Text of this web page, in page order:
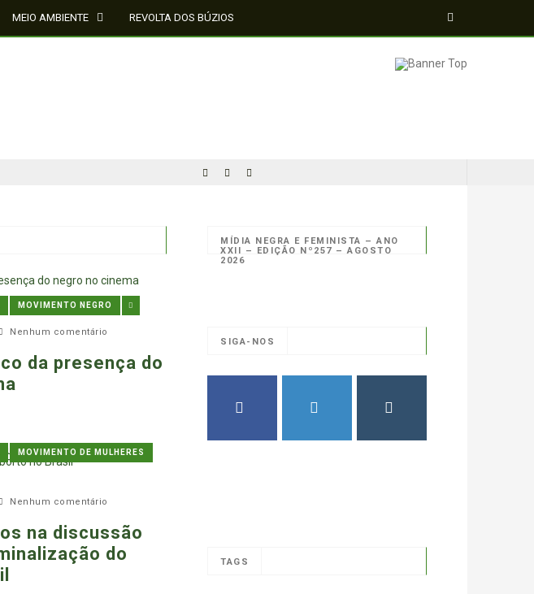
MEIO AMBIENTE REVOLTA DOS BÚZIOS
MOVIMENTO NEGRO
Nenhum comentário
da presença do
MOVIMENTO DE MULHERES
Nenhum comentário
na discussão
do
MÍDIA NEGRA E FEMINISTA – ANO
XXII – EDIÇÃO Nº257 – AGOSTO
2026
SIGA-NOS
TAGS